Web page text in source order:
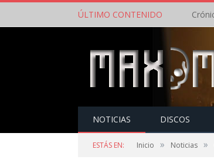
ÚLTIMO CONTENIDO
NOTICIAS DISCOS
ESTÁS EN: Inicio » Noticias »